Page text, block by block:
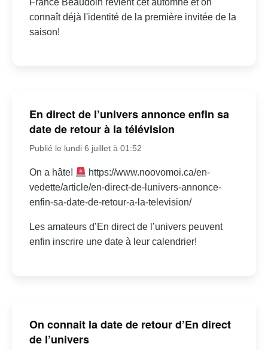
connaît déjà l'identité de la première invitée de la
saison!
En direct de l’univers annonce enfin sa
date de retour à la télévision
Publié le lundi 6 juillet à 01:52
On a hâte!
https://www.noovomoi.ca/en-
vedette/article/en-direct-de-lunivers-annonce-
enfin-sa-date-de-retour-a-la-television/
Les amateurs d’En direct de l’univers peuvent
enfin inscrire une date à leur calendrier!
On connait la date de retour d’En direct
de l’univers